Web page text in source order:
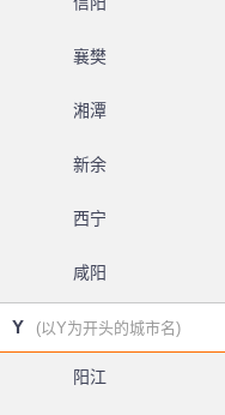
襄樊
湘潭
新余
西宁
咸阳
Y (以Y为开头的城市名)
阳江